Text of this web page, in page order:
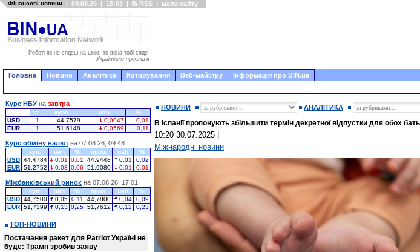
Фінансові новини | 09.08.26 | 15:03 | RSS | мапа сайту
"Роботі як не сядеш на шию, то вона тобі сяде"
Українське прислів'я
Головна Новини Аналітика Котирування Веб-майстру Інформація про BIN.ua
НОВИНИ АНАЛІТИКА
В Іспанії пропонують збільшити термін декретної відпустки для обох
10:20 30.07.2025
Міжнародні новини
Курс НБУ на завтра
за курс uah
%
USD
1 44,7579 0,0047
0,01
EUR
1 51,6148 0,0569 0,11
Курс обміну валют на 07.08.26, 09:48
куп. uah % прод. uah
%
USD 44,4784 0,01 0,01 44,9448 0,01
0,02
EUR 51,2752 0,03 0,06 51,9080 0,01 0,01
Міжбанківський ринок на 07.08.26, 17:01
куп. uah % прод. uah
%
USD 44,7500 0,05 0,11 44,7800 0,04
0,09
EUR 51,7399 0,13 0,25 51,7612 0,12 0,23
ТОП-НОВИНИ
Постачання ракет для Patriot Україні не
буде: Трамп зробив заяву